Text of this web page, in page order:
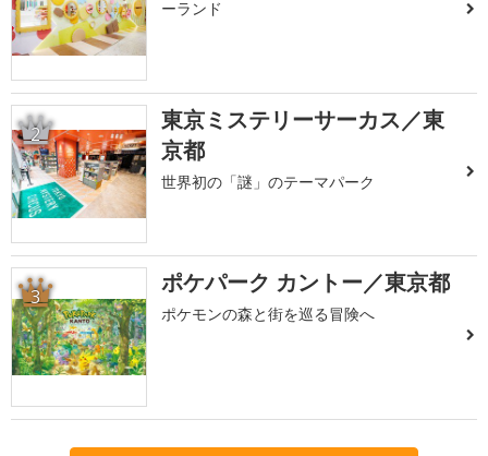
ーランド
2
東京ミステリーサーカス／東
京都
世界初の「謎」のテーマパーク
3 ポケパーク カントー／東京都
ポケモンの森と街を巡る冒険へ